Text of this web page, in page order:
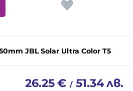
JBL Solar Ultra Color T5
26.25€ / 51.34лв.